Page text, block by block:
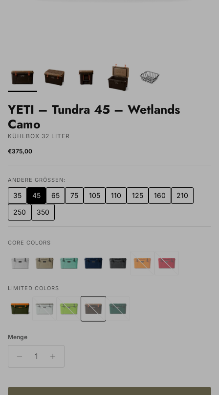
YETI – Tundra 45 – Wetlands
Camo
KÜHLBOX 32 LITER
€375,00
ANDERE GRÖSSEN:
35 45 65 75 105 110 125 160
210
250
350
CORE COLORS
LIMITED COLORS
Menge